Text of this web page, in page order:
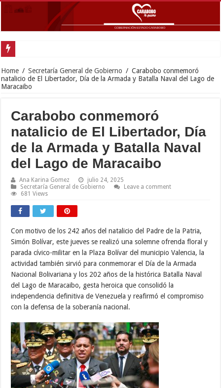
Home / Secretaría General de Gobierno / Carabobo conmemoró
natalicio de El Libertador, Día de la Armada y Batalla Naval del Lago de
Maracaibo
Carabobo conmemoró
natalicio de El Libertador, Día
de la Armada y Batalla Naval
del Lago de Maracaibo
Ana Karina Gomez
julio 24, 2025
Secretaría General de Gobierno
Leave a comment
681 Views
Con motivo de los 242 años del natalicio del Padre de la Patria,
Simón Bolívar, este jueves se realizó una solemne ofrenda floral y
parada cívico-militar en la Plaza Bolívar del municipio Valencia, la
actividad también sirvió para conmemorar el Día de la Armada
Nacional Bolivariana y los 202 años de la histórica Batalla Naval
del Lago de Maracaibo, gesta heroica que consolidó la
independencia definitiva de Venezuela y reafirmó el compromiso
con la defensa de la soberanía nacional.